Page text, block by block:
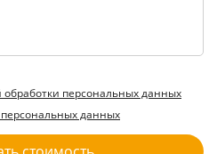
обработки персональных данных
персональных данных